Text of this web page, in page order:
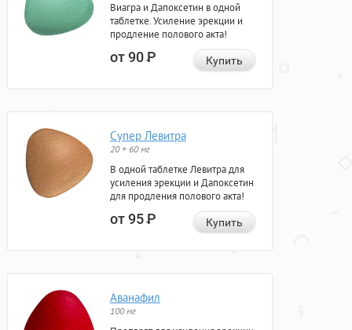
Виагра и Дапоксетин в одной
таблетке. Усиление эрекции и
продление полового акта!
от 90Р Купить
Супер Левитра
20 + 60 мг
В одной таблетке Левитра для
усиления эрекции и Дапоксетин
для продления полового акта!
от 95Р Купить
Аванафил
100 мг